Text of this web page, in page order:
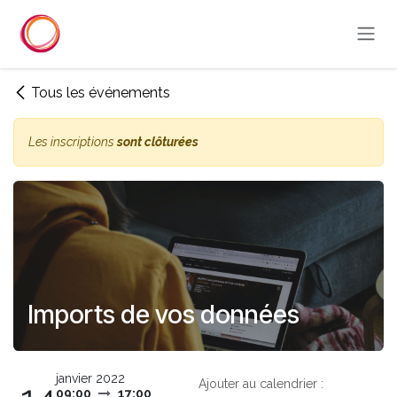
Tous les événements
Les inscriptionssont clôturées
Imports de vos données
janvier 2022
09:00
17:00
Ajouter au calendrier :